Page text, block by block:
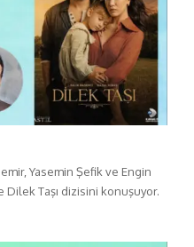
Yasemin Şefik ve Engin
Taşı dizisini konuşuyor.